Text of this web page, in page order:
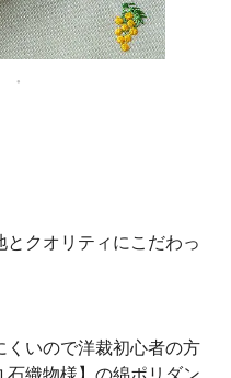
とクオリティにこだわっ
くいので洋裁初心者の方
石織物様】の綿ポリダン